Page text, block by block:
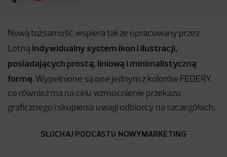
Nową tożsamość wspiera także opracowany przez
Lotną indywidualny system ikon i ilustracji,
posiadających prostą, liniową i minimalistyczną
formę. Wypełnione są one jednym z kolorów FEDERY,
co również ma na celu wzmocnienie przekazu
graficznego i skupienia uwagi odbiorcy na szczegółach.
SŁUCHAJ PODCASTU NOWYMARKETING